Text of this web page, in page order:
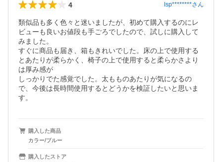
4 lsp********さん
類似品も多く色々と迷いましたが、初めて購入するのにレ
ビューも良いお値段も手ごろでしたので、試しに購入して
みました。
すぐに商品も届き、箱もきれいでした。床の上で使用する
とあたりが柔らかく、椅子の上で使用すると柔らかさより
は厚み感が
しっかりでた感覚でした。太もものあたりが気になるの
で、今後は長時間使用するとどうかを検証したいと思いま
す。
購入した商品
カラー/ブルー
購入したストア